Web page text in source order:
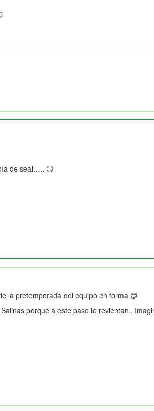
de seal….. 😏
la pretemporada del equipo en forma 😅
porque a este paso le revientan..